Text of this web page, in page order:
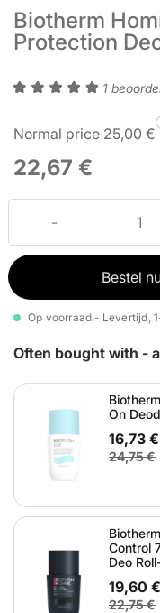
Biotherm
Protection
1
Normal price 25,00 €
22,67 €
Bestel
Op voorraad - Levertijd,
Often bought with -
On
16,73 €
24,75 €
Control
Deo
19,60 €
22,75 €